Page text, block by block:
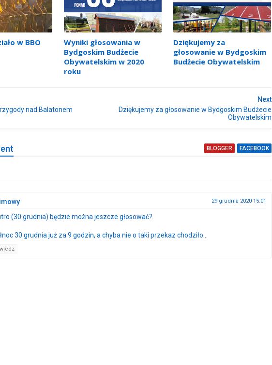
w BBO
Wyniki głosowania w
Bydgoskim Budżecie
Obywatelskim w 2020
roku
Dziękujemy za
głosowanie w Bydgoskim
Budżecie Obywatelskim
Next
Dziękujemy za głosowanie w Bydgoskim Budżecie
Obywatelskim
nad Balatonem
BLOGGER FACEBOOK
29 grudnia 2020 15:01
(30 grudnia) będzie można jeszcze głosować?
30 grudnia już za 9 godzin, a chyba nie o taki przekaz chodziło...